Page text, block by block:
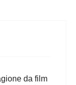
da film